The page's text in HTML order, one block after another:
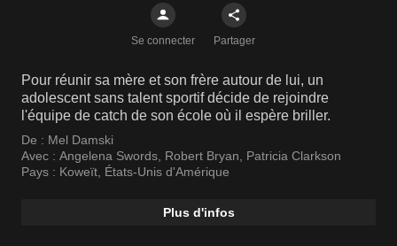
Se connecter Partager
Pour réunir sa mère et son frère autour de lui, un
adolescent sans talent sportif décide de rejoindre
l'équipe de catch de son école où il espère briller.
De : Mel Damski
Avec : Angelena Swords Robert Bryan
Patricia Clarkson
Pays : Koweït États-Unis d'Amérique
Plus d'infos